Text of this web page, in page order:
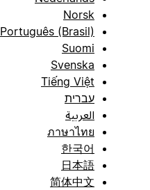
Norsk
Português (Brasil)
Suomi
Svenska
Tiếng Việt
עברית
العربية
ภาษาไทย
한국어
日本語
简体中文